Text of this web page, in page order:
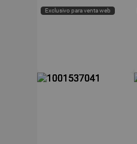
Exclusivo para venta web